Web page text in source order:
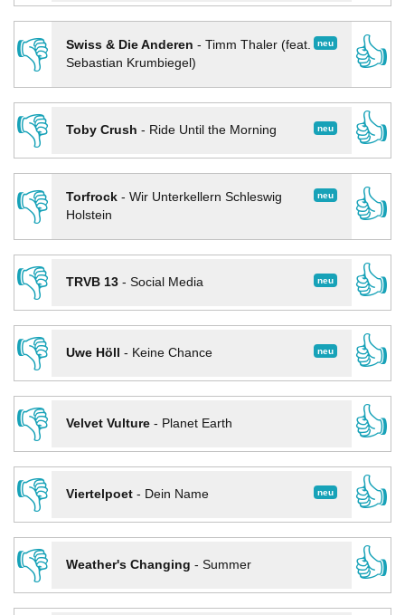
👎
neu
Swiss & Die Anderen - Timm Thaler (feat.
Sebastian Krumbiegel)
👍
👎
neu
Toby Crush - Ride Until the Morning
👍
👎
neu
Torfrock- Wir Unterkellern Schleswig
Holstein
👍
👎
neu
TRVB 13- Social Media
👍
👎
neu
Uwe Höll - Keine Chance
👍
👎
Velvet Vulture- Planet Earth
👍
👎
neu
Viertelpoet- Dein Name
👍
👎
Weather's Changing - Summer
👍